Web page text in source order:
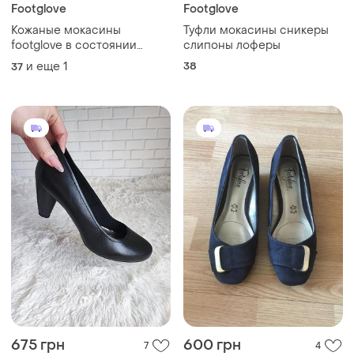
Footglove
Кожаные мокасины
footglove в состоянии
новых, 37.5
37 и еще 1
Footglove
Туфли мокасины сникеры
слипоны лоферы
38
675 грн 7 600 грн 4